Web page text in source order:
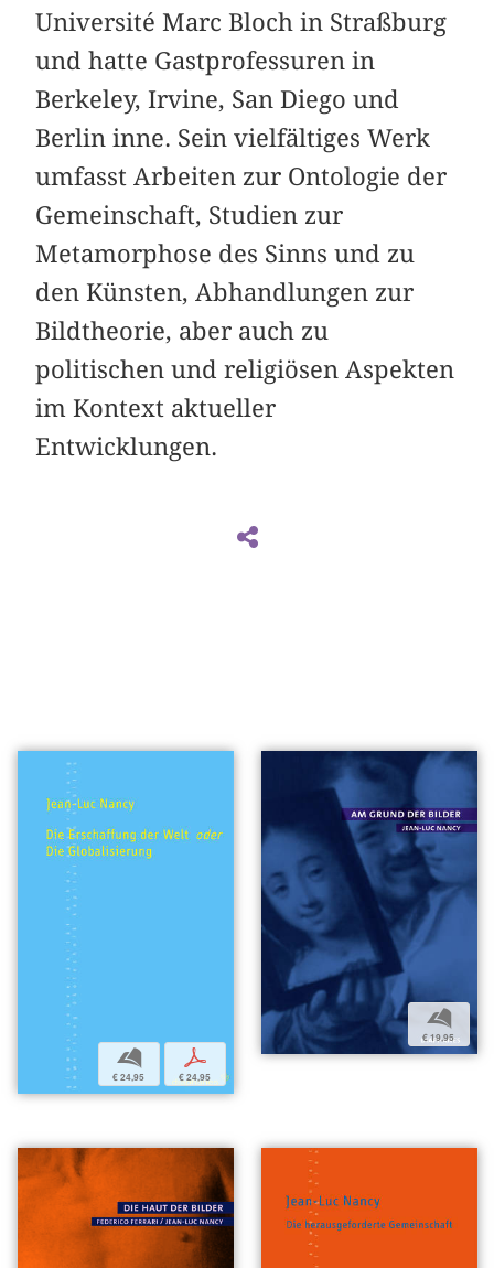
Université Marc Bloch in Straßburg
und hatte Gastprofessuren in
Berkeley, Irvine, San Diego und
Berlin inne. Sein vielfältiges Werk
umfasst Arbeiten zur Ontologie der
Gemeinschaft, Studien zur
Metamorphose des Sinns und zu
den Künsten, Abhandlungen zur
Bildtheorie, aber auch zu
politischen und religiösen Aspekten
im Kontext aktueller
Entwicklungen.
b
€ 24,95
p
€ 24,95
b
€ 19,95